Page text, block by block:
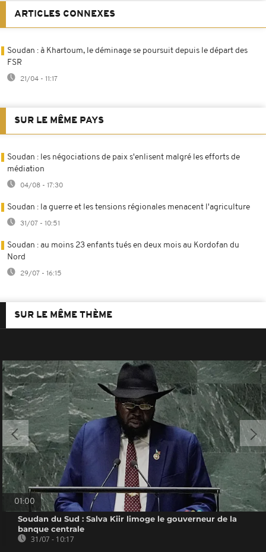
ARTICLES CONNEXES
Soudan : à Khartoum, le déminage se poursuit depuis le départ des
FSR
21/04 - 11:17
SUR LE MÊME PAYS
Soudan : les négociations de paix s'enlisent malgré les efforts de
médiation
04/08 - 17:30
Soudan : la guerre et les tensions régionales menacent l'agriculture
31/07 - 10:51
Soudan : au moins 23 enfants tués en deux mois au Kordofan du
Nord
29/07 - 16:15
SUR LE MÊME THÈME
01:00
Soudan du Sud : Salva Kiir limoge le gouverneur de la
banque centrale
31/07 - 10:17